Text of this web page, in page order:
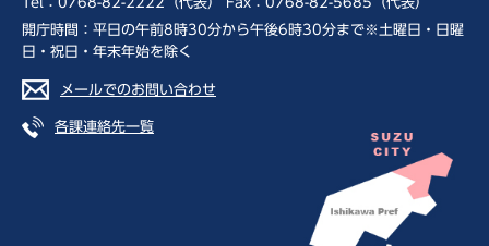
開庁時間：平日の午前8時30分から午後6時30分まで※土曜日・日曜
日・祝日・年末年始を除く
メールでのお問い合わせ
各課連絡先一覧